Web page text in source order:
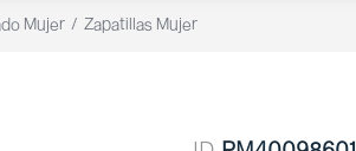
Mujer Zapatillas Mujer